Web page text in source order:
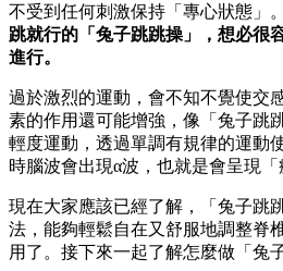
不受到任何刺激保持「專心狀態」。
跳就行的「兔子跳跳操」，想必很
進行。
過於激烈的運動，會不知不覺使交
素的作用還可能增強，像「兔子跳
輕度運動，透過單調有規律的運動
時腦波會出現α波，也就是會呈現「
現在大家應該已經了解，「兔子跳
法，能夠輕鬆自在又舒服地調整脊
用了。接下來一起了解怎麼做「兔